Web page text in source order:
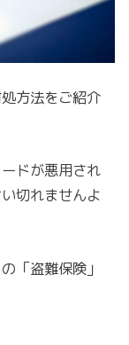
方法をご紹介
ドが悪用され
切れませんよ
「盗難保険」